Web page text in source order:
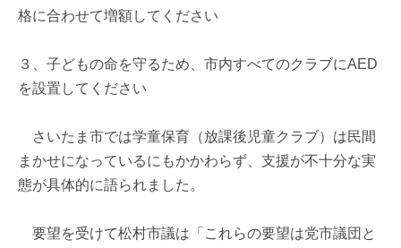
格に合わせて増額してください
３、子どもの命を守るため、市内すべてのクラブにAED
を設置してください
さいたま市では学童保育（放課後児童クラブ）は民間
まかせになっているにもかかわらず、支援が不十分な実
態が具体的に語られました。
要望を受けて松村市議は「これらの要望は党市議団と